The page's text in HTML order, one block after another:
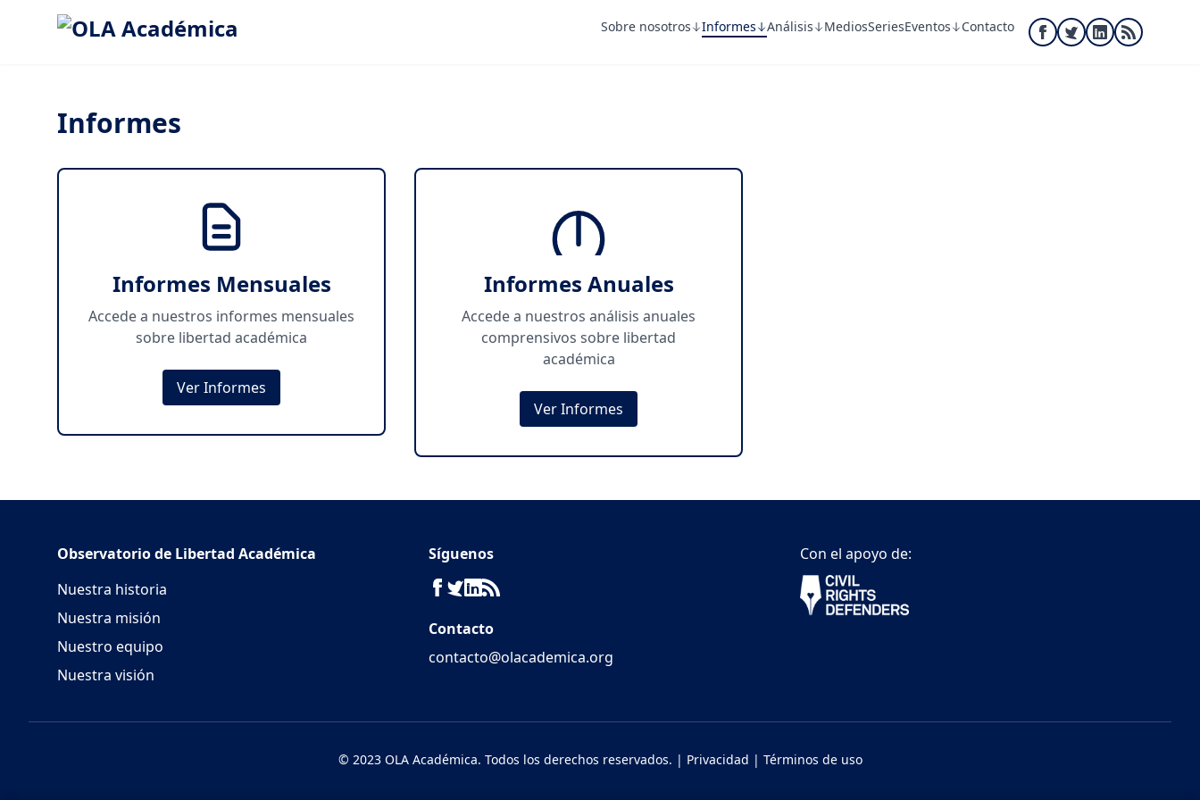
Sobre nosotros Informes Análisis MediosSeriesEventos Contacto
Informes
Informes Mensuales
Accede a nuestros informes mensuales
sobre libertad académica
Ver Informes
Informes Anuales
Accede a nuestros análisis anuales
comprensivos sobre libertad
académica
Ver Informes
Observatorio de Libertad Académica
Nuestra historia
Nuestra misión
Nuestro equipo
Nuestra visión
Síguenos
Contacto
contacto@olacademica.org
Con el apoyo de:
© 2023 OLA Académica. Todos los derechos reservados. | Privacidad | Términos de uso